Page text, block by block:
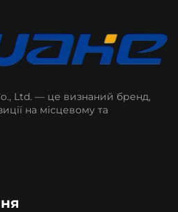
Ltd. — це визнаний бренд,
на місцевому та